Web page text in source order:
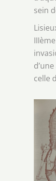
sein
celle